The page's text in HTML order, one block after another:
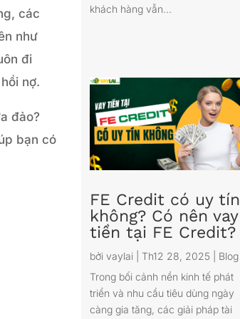
các
như
đi
nợ.
đảo?
bạn có
khách hàng vẫn...
FE Credit có uy tín
không? Có nên vay
tiền tại FE Credit?
bởi vaylai| Th12 28, 2025
Blog
Trong bối cảnh nền kinh tế phát
triển và nhu cầu tiêu dùng ngày
càng gia tăng, các giải pháp tài